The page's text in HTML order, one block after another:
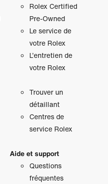
Rolex Certified
Pre-Owned
Le service de
votre Rolex
L’entretien de
votre Rolex
Trouver un
détaillant
Centres de
service Rolex
Aide et support
Questions
fréquentes